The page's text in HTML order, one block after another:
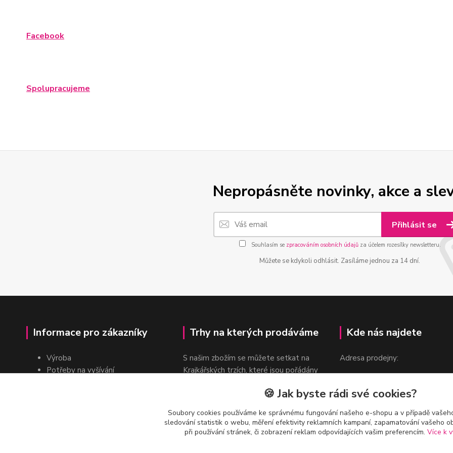
Facebook
Spolupracujeme
Nepropásněte novinky, akce a
Přihlásit se
Souhlasím se zpracováním osobních údajůza účelem rozesílky newsletteru.
Můžete se kdykoli odhlásit. Zasíláme jednou za 14 dní.
Informace pro zákazníky
Výroba
Potřeby na vyšívání
Trhy na kterých prodáváme
S našim zbožím se můžete setkat na
Krajkářských trzích, které jsou pořádány
Kde nás najdete
Adresa prodejny:
v blízkosti stanice Metra B -
Českomoravská
🍪 Jak byste rádi své cookies?
Soubory cookies používáme ke správnému fungování našeho e-shopu a v případě
sledování statistik o webu, měření efektivity reklamních kampaní, zapamatování vašeho
při používání stránek, či zobrazení reklam odpovídajících vašim preferencím. Více k